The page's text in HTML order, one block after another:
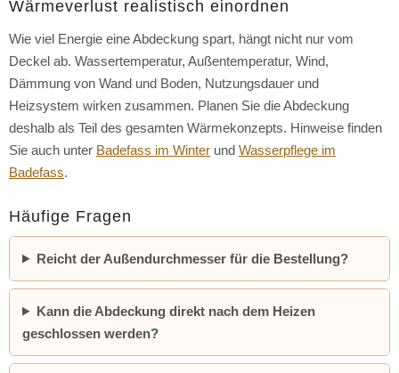
Wärmeverlust realistisch einordnen
Wie viel Energie eine Abdeckung spart, hängt nicht nur vom
Deckel ab. Wassertemperatur, Außentemperatur, Wind,
Dämmung von Wand und Boden, Nutzungsdauer und
Heizsystem wirken zusammen. Planen Sie die Abdeckung
deshalb als Teil des gesamten Wärmekonzepts. Hinweise finden
Sie auch unter Badefass im Winter und Wasserpflege im
Badefass.
Häufige Fragen
Reicht der Außendurchmesser für die Bestellung?
Kann die Abdeckung direkt nach dem Heizen
geschlossen werden?